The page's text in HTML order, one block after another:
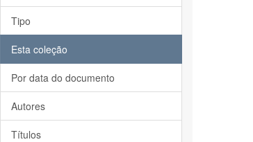
Tipo
Esta coleção
Por data do documento
Autores
Títulos